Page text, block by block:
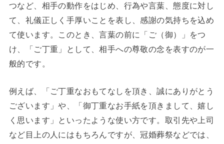
つなど、相手の動作をはじめ、行為や言葉、態度に対し
て、礼儀正しく手厚いことを表し、感謝の気持ちを込め
て使います。このとき、言葉の前に「ご（御）」をつ
け、「ご丁重」として、相手への尊敬の念を表すのが一
般的です。
例えば、「ご丁重なおもてなしを頂き、誠にありがとう
ございます」や、「御丁重なお手紙を頂きまして、嬉し
く思います」といったような使い方です。取引先や上司
など目上の人にはもちろんですが、冠婚葬祭などでは、